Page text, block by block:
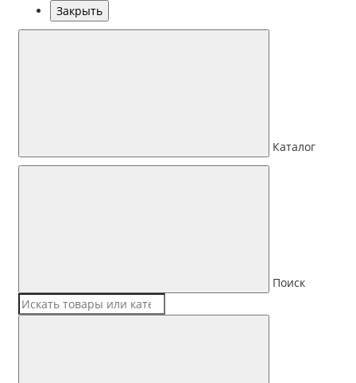
Закрыть
Каталог
Поиск